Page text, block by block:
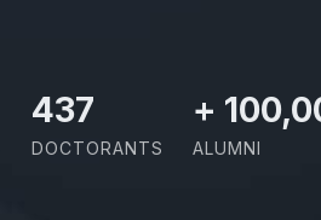
437
DOCTORANTS
+
ALUMNI